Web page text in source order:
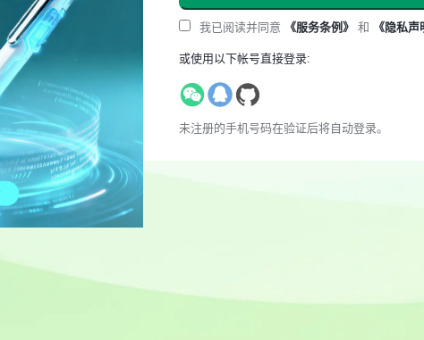
我已阅读并同意 《服务条例》 和 《隐私声
或使用以下帐号直接登录:
未注册的手机号码在验证后将自动登录。